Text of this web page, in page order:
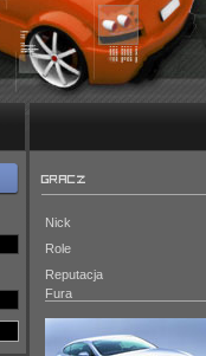
GRACZ
Nick
Role
Reputacja
Fura